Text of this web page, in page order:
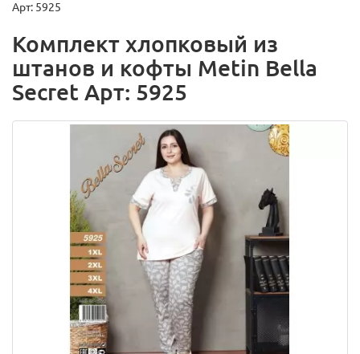
Арт: 5925
Комплект хлопковый из
штанов и кофты Metin Bella
Secret Арт: 5925